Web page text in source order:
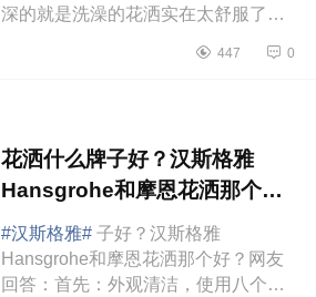
深的就是洗澡的花洒实在太舒服了！
家赶紧搜同款。arromic花洒给水...
447 0
花洒什么牌子好？汉斯格雅
Hansgrohe和摩恩花洒那个
好？
#汉斯格雅# 子好？汉斯格雅
Hansgrohe和摩恩花洒那个好？网友
回答：首先：外观清洁，使用八个月